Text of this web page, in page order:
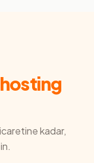
hosting
kadar,